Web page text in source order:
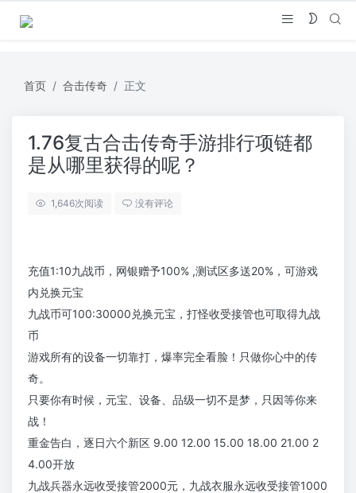
首页 合击传奇 正文
1.76复古合击传奇手游排行项链都
是从哪里获得的呢？
1,646次阅读 没有评论
充值1:10九战币，网银赠予100% ,测试区多送20%，可游戏
内兑换元宝
九战币可100:30000兑换元宝，打怪收受接管也可取得九战
币
游戏所有的设备一切靠打，爆率完全看脸！只做你心中的传
奇。
只要你有时候，元宝、设备、品级一切不是梦，只因等你来
战！
重金告白，逐日六个新区 9.00 12.00 15.00 18.00 21.00 2
4.00开放
九战兵器永远收受接管2000元，九战衣服永远收受接管1000